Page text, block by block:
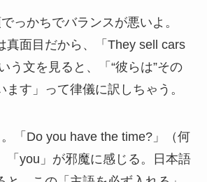
っかちでバランスが悪いよ。
真面目だから、「They sell cars
う文を見ると、「“彼らは”その
ます」って律儀に訳しちゃう。
「Do you have the time?」（何
「you」が邪魔に感じる。日本語